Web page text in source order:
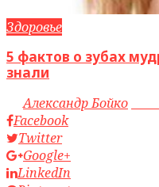
Здоровье
5 фактов о зубах
знали
byАлександр Бойко
Facebook
Twitter
Google+
LinkedIn